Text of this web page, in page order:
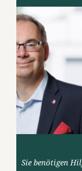
Sie benötigen